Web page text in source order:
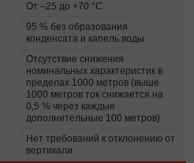
От –25 до +70 °C
95 % без образования
конденсата и капель воды
Отсутствие снижения
номинальных характеристик в
пределах 1000 метров (выше
1000 метров ток снижается на
0,5 % через каждые
дополнительные 100 метров)
Нет требований к отклонению от
вертикали